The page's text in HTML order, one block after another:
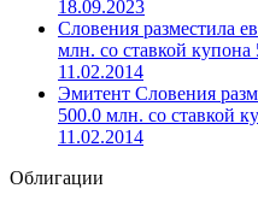
еврооблигации
на сумму USD 1000 млн
году
18.09.2023
Словения разместила
млн. со ставкой купона
Эмитент Словения